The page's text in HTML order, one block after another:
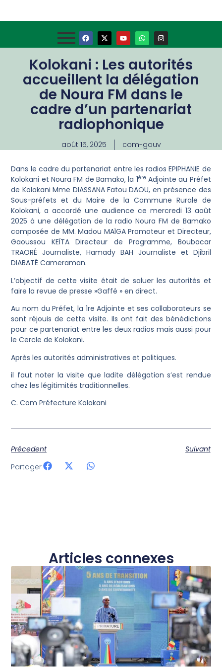
Kolokani : Les autorités
accueillent la délégation
de Noura FM dans le
cadre d’un partenariat
radiophonique
août 15, 2025 com-gouv
Dans le cadre du partenariat entre les radios EPIPHANIE de
Kolokani et Noura FM de Bamako, la 1èreAdjointe au Préfet
de Kolokani Mme DIASSANA Fatou DAOU, en présence des
Sous-préfets et du Maire de la Commune Rurale de
Kolokani, a accordé une audience ce mercredi 13 août
2025 à une délégation de la radio Noura FM de Bamako
composée de MM. Madou MAÏGA Promoteur et Directeur,
Gaoussou KEÏTA Directeur de Programme, Boubacar
TRAORÉ Journaliste, Hamady BAH Journaliste et Djibril
DIABATÉ Cameraman.
‎L’objectif de cette visite était de saluer les autorités et
faire la revue de presse »Gaffé » en direct.
‎Au nom du Préfet, la 1re Adjointe et ses collaborateurs se
sont réjouis de cette visite. Ils ont fait des bénédictions
pour ce partenariat entre les deux radios mais aussi pour
le Cercle de Kolokani.
Après les autorités administratives et politiques.
‎il faut noter la visite que ladite délégation s’est rendue
chez les légitimités traditionnelles.
‎C. Com Préfecture Kolokani
Précedent
Suivant
Partager
Articles connexes